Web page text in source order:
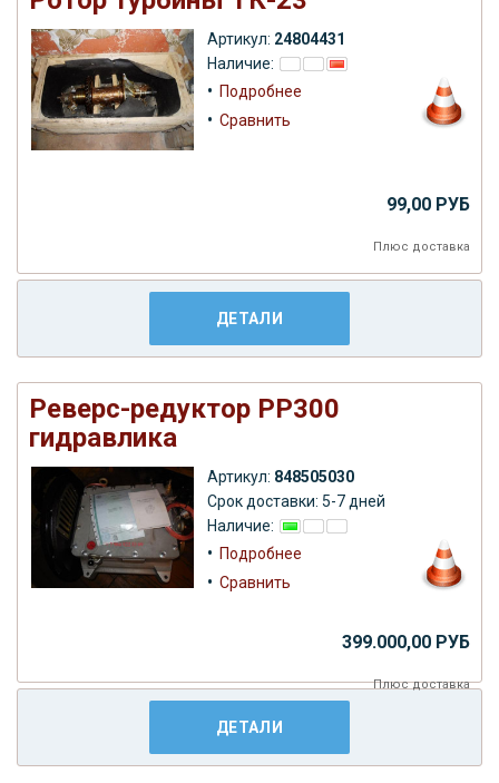
Артикул: 24804431
Наличие:
• Подробнее
• Сравнить
99,00 РУБ
Плюс доставка
ДЕТАЛИ
Реверс-редуктор РР300
гидравлика
Артикул: 848505030
Срок доставки: 5-7 дней
Наличие:
• Подробнее
• Сравнить
399.000,00 РУБ
Плюсдоставка
ДЕТАЛИ